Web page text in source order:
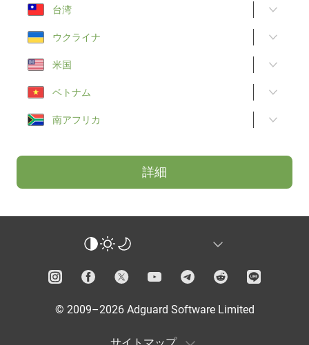
台湾
ウクライナ
米国
ベトナム
南アフリカ
詳細
© 2009–2026 Adguard Software Limited